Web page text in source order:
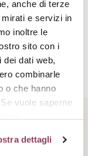
anche di terze
e servizi in
inoltre le
sito con i
dei dati web,
combinarle
o che hanno
vuole saperne
Se non vuole i
dettagli
del collagene e
dermica (azione